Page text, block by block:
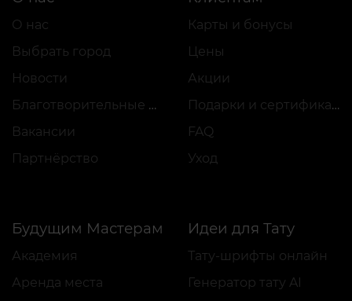
О нас
Выбрать город
Новости
Благотворительные проекты
Вакансии
Партнёрство
Карты и бонусы
Цены
Акции
Подарки и сертификаты
FAQ
Уход
Будущим Мастерам
Академия
Аренда места
Идеи для Тату
Тату-шрифты онлайн
Генератор тату AI